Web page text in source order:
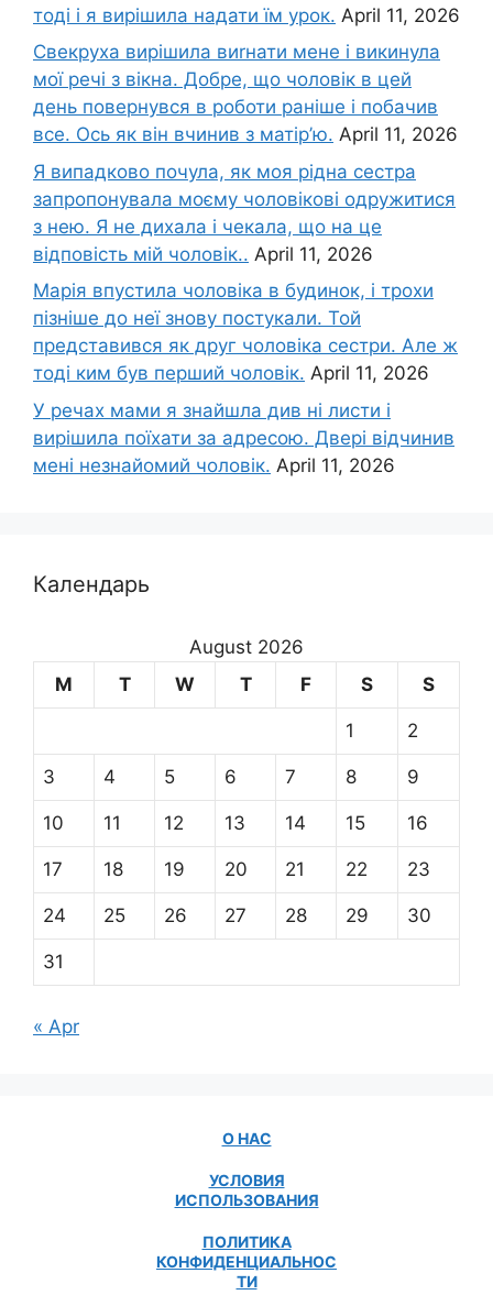
тоді і я вирішила надати їм урок. April 11, 2026
Свекруха вирішила виrнати мене і викинула
мої речі з вікна. Добре, що чоловік в цей
день повернувся в роботи раніше і побачив
все. Ось як він вчинив з матір’ю. April 11, 2026
Я випадково почула, як моя рідна сестра
запропонувала моєму чоловікові одружитися
з нею. Я не дихала і чекала, що на це
відповість мій чоловік.. April 11, 2026
Марія впустила чоловіка в будинок, і трохи
пізніше до неї знову постукали. Той
представився як друг чоловіка сестри. Але ж
тоді ким був перший чоловік. April 11, 2026
У речах мами я знайшла див ні листи і
вирішила поїхати за адресою. Двері відчинив
мені незнайомий чоловік. April 11, 2026
Календарь
August 2026
M
T W T F S S
1 2
3 4 5 6 7 8 9
10 11 12 13 14 15 16
17 18 19 20 21 22 23
24 25 26 27 28 29 30
31
« Apr
О НАС
УСЛОВИЯ
ИСПОЛЬЗОВАНИЯ
ПОЛИТИКА
КОНФИДЕНЦИАЛЬНОС
ТИ